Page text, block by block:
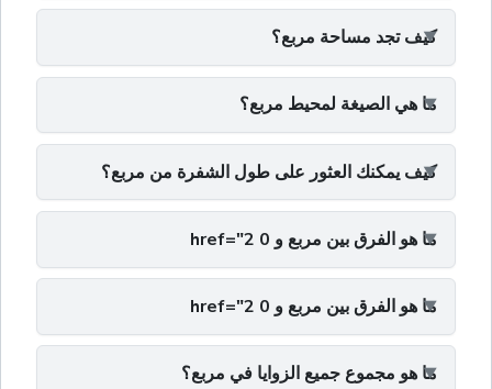
كيف تجد مساحة مربع؟
ما هي الصيغة لمحيط مربع؟
كيف يمكنك العثور على طول الشفرة من مربع؟
ما هو الفرق بين مربع و 0 href="2
ما هو الفرق بين مربع و 0 href="2
ما هو مجموع جميع الزوايا في مربع؟